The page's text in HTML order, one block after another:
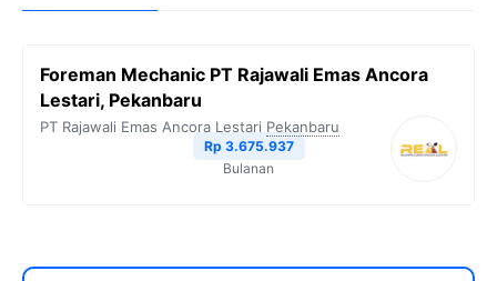
Foreman Mechanic PT Rajawali Emas Ancora
Lestari, Pekanbaru
PT Rajawali Emas Ancora Lestari Pekanbaru
Rp 3.675.937
Bulanan